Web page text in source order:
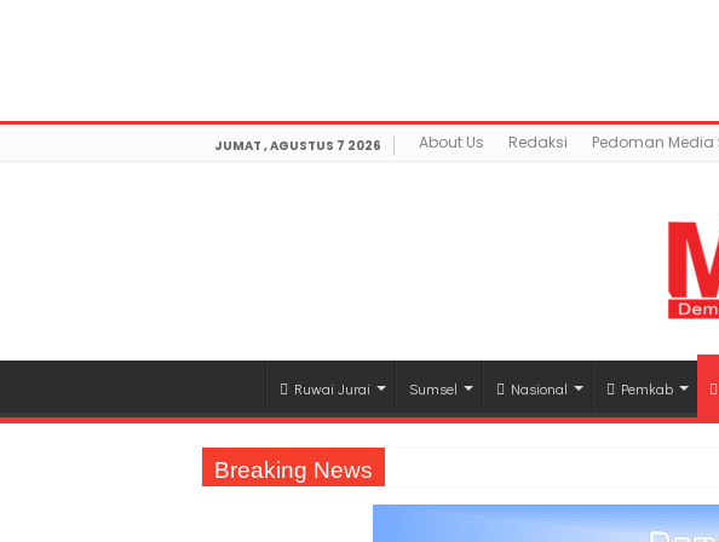
JUMAT , AGUSTUS 7 2026 About Us Redaksi Pedoman Media
Ruwai Jurai Sumsel Nasional Pemkab
Breaking News
Jasa Raharja Serahkan Santunan kepada Ahli Waris Korban